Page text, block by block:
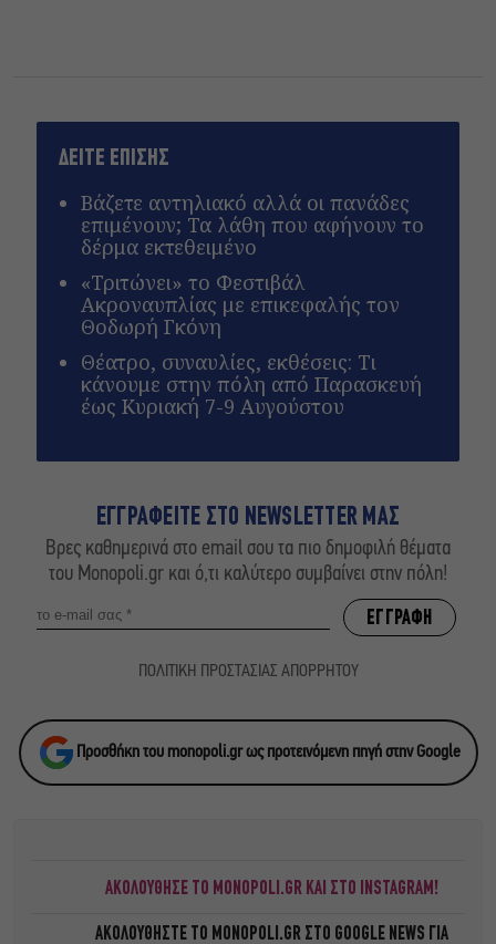
ΔΕΙΤΕ ΕΠΙΣΗΣ
Βάζετε αντηλιακό αλλά οι πανάδες
επιμένουν; Τα λάθη που αφήνουν το
δέρμα εκτεθειμένο
«Τριτώνει» το Φεστιβάλ
Ακροναυπλίας με επικεφαλής τον
Θοδωρή Γκόνη
Θέατρο, συναυλίες, εκθέσεις: Τι
κάνουμε στην πόλη από Παρασκευή
έως Κυριακή 7-9 Αυγούστου
ΕΓΓΡΑΦΕΙΤΕ ΣΤΟ NEWSLETTER ΜΑΣ
Βρες καθημερινά στο email σου τα πιο δημοφιλή θέματα
του Monopoli.gr και ό,τι καλύτερο συμβαίνει στην πόλη!
ΠΟΛΙΤΙΚΗ ΠΡΟΣΤΑΣΙΑΣ ΑΠΟΡΡΗΤΟΥ
Προσθήκη του monopoli.gr ως προτεινόμενη πηγή στην Google
ΑΚΟΛΟΥΘΗΣΕ ΤΟ MONOPOLI.GR ΚΑΙ ΣΤΟ INSTAGRAM!
ΑΚΟΛΟΥΘΗΣΤΕ ΤΟ MONOPOLI.GR ΣΤΟ GOOGLE NEWS ΓΙΑ